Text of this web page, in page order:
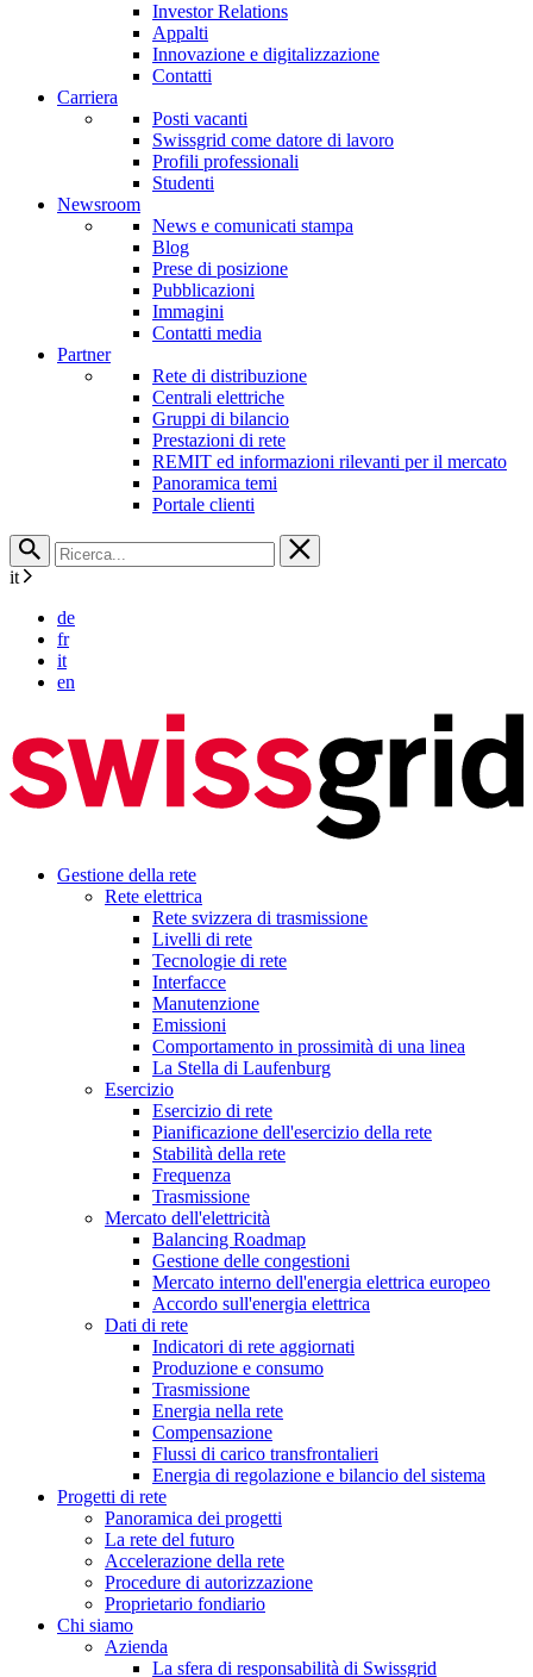
Investor Relations
Appalti
Innovazione e digitalizzazione
Contatti
Carriera
Posti vacanti
Swissgrid come datore di lavoro
Profili professionali
Studenti
Newsroom
News e comunicati stampa
Blog
Prese di posizione
Pubblicazioni
Immagini
Contatti media
Partner
Rete di distribuzione
Centrali elettriche
Gruppi di bilancio
Prestazioni di rete
REMIT ed informazioni rilevanti per il mercato
Panoramica temi
Portale clienti
it
de
fr
it
en
Gestione della rete
Rete elettrica
Rete svizzera di trasmissione
Livelli di rete
Tecnologie di rete
Interfacce
Manutenzione
Emissioni
Comportamento in prossimità di una linea
La Stella di Laufenburg
Esercizio
Esercizio di rete
Pianificazione dell'esercizio della rete
Stabilità della rete
Frequenza
Trasmissione
Mercato dell'elettricità
Balancing Roadmap
Gestione delle congestioni
Mercato interno dell'energia elettrica europeo
Accordo sull'energia elettrica
Dati di rete
Indicatori di rete aggiornati
Produzione e consumo
Trasmissione
Energia nella rete
Compensazione
Flussi di carico transfrontalieri
Energia di regolazione e bilancio del sistema
Progetti di rete
Panoramica dei progetti
La rete del futuro
Accelerazione della rete
Procedure di autorizzazione
Proprietario fondiario
Chi siamo
Azienda
La sfera di responsabilità di Swissgrid